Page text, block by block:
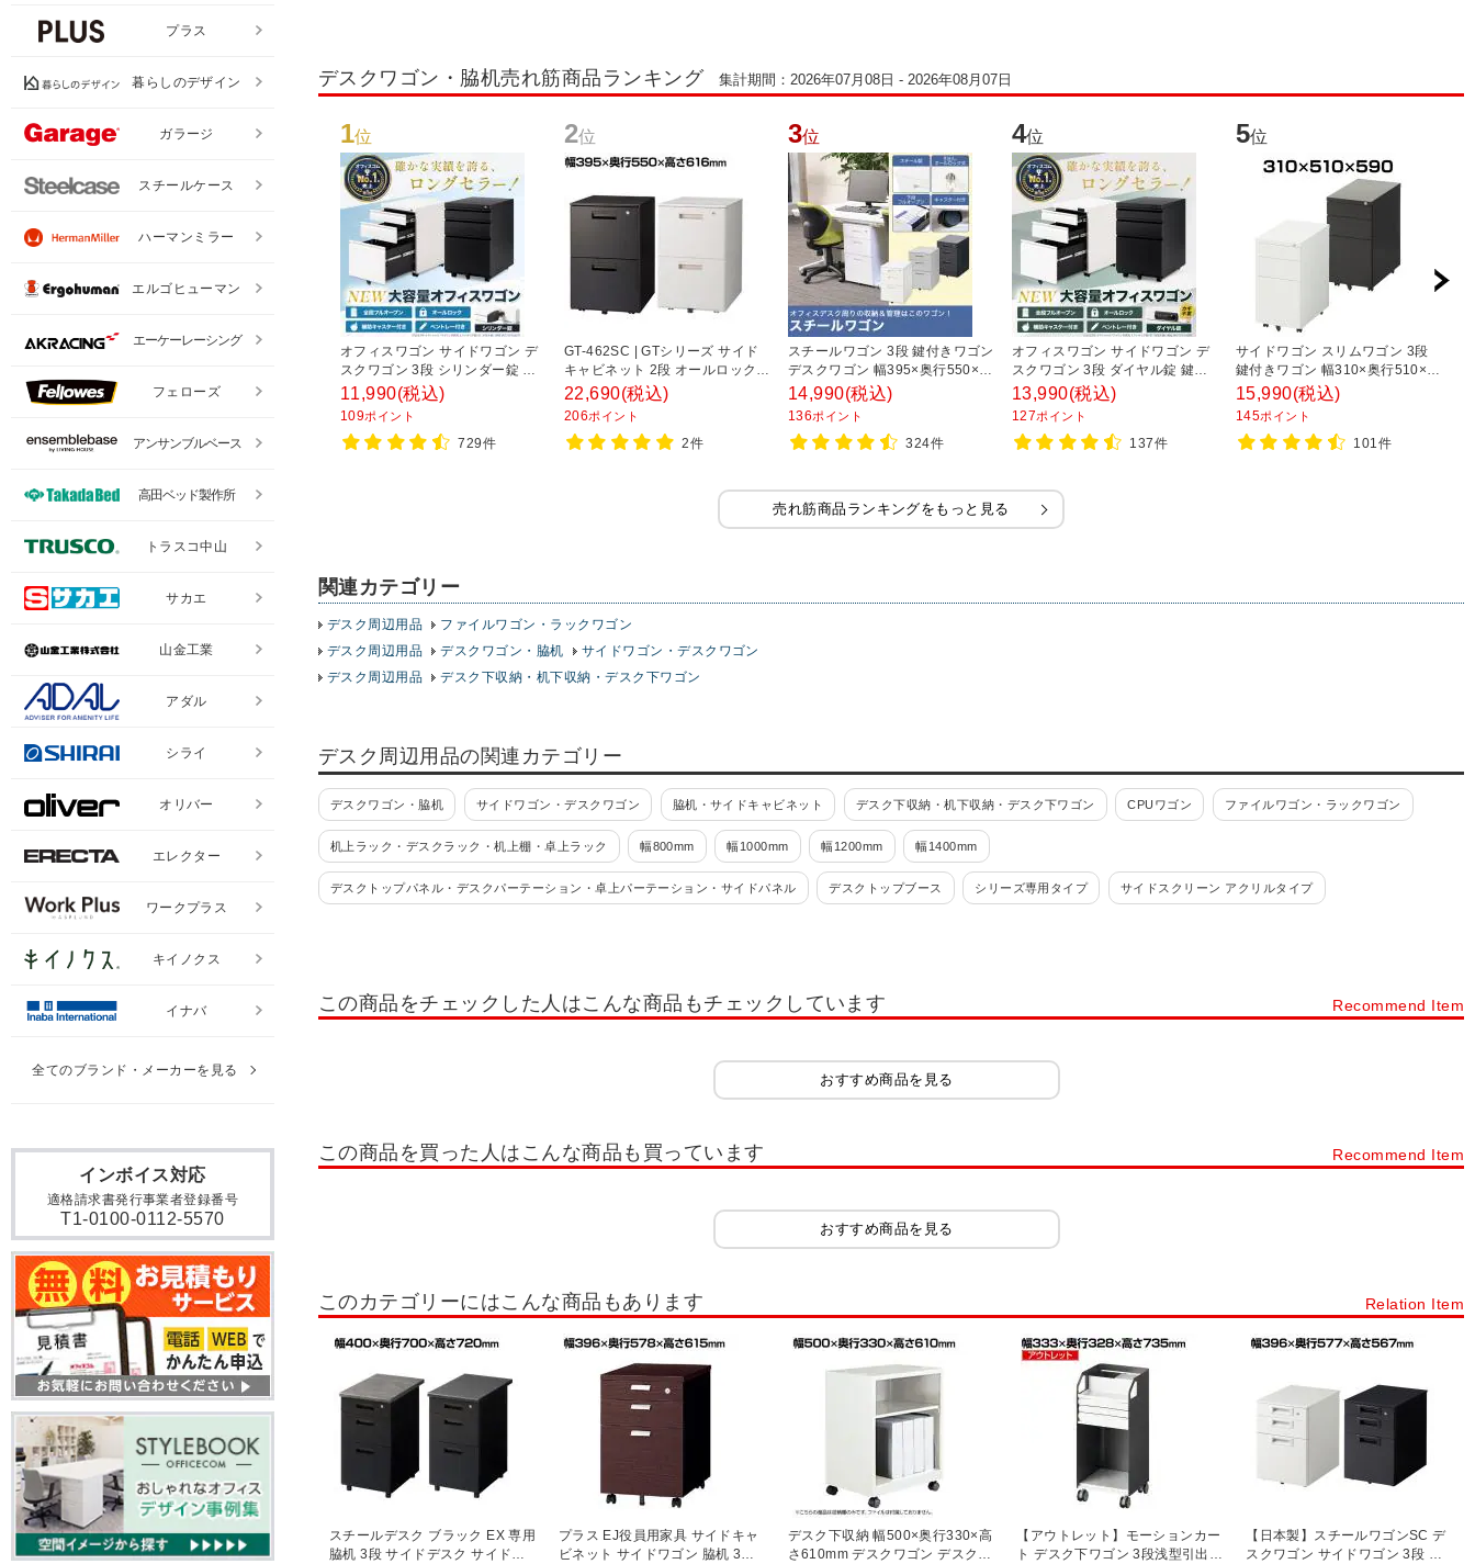
デスクワゴン・脇机売れ筋商品ランキング 集計期間：2026年07月08日 - 2026年08月07日
1位
オフィスワゴン サイドワゴン デ
スクワゴン 3段 シリンダー錠 鍵
付き 幅390×奥行510×高さ
600mm【ホワイト・ブラック】
11,990(税込)
109ポイント
729件
2位
GT-462SC | GTシリーズ サイド
キャビネット 2段 オールロック
鍵付き オフィスワゴン サイドワ
ゴン デスクワゴン 収納 幅395×
奥行550×高さ616mm 【完成品】
22,690(税込)
206ポイント
2件
3位
スチールワゴン 3段 鍵付きワゴン
デスクワゴン 幅395×奥行550×高
さ616mm オフィスワゴン サイド
ワゴン キャスター付き
14,990(税込)
136ポイント
324件
4位
オフィスワゴン サイドワゴン デ
スクワゴン 3段 ダイヤル錠 鍵付
き 幅390×奥行510×高さ
600mm【ホワイト・ブラック】
13,990(税込)
127ポイント
137件
5位
サイドワゴン スリムワゴン 3段
鍵付きワゴン 幅310×奥行510×高
さ590mm シリンダー錠 【ホワイ
ト・ブラック】
15,990(税込)
145ポイント
101件
売れ筋商品ランキングをもっと見る
関連カテゴリー
デスク周辺用品
ファイルワゴン・ラックワゴン
デスク周辺用品
デスクワゴン・脇机
サイドワゴン・デスクワゴン
デスク周辺用品
デスク下収納・机下収納・デスク下ワゴン
デスク周辺用品の関連カテゴリー
デスクワゴン・脇机 サイドワゴン・デスクワゴン 脇机・サイドキャビネット デスク下収納・机下収納・デスク下ワゴン CPUワゴン ファイルワゴン・ラックワゴン
机上ラック・デスクラック・机上棚・卓上ラック 幅800mm 幅1000mm 幅1200mm 幅1400mm
デスクトップパネル・デスクパーテーション・卓上パーテーション・サイドパネル デスクトップブース シリーズ専用タイプ サイドスクリーン アクリルタイプ
卓上 観葉植物・デスクグリーン テレホンスタンド デスクチェスト オカムラ(okamura) ライブス ワゴン
この商品をチェックした人はこんな商品もチェックしています Recommend Item
おすすめ商品を見る
この商品を買った人はこんな商品も買っています Recommend Item
おすすめ商品を見る
このカテゴリーにはこんな商品もあります Relation Item
スチールデスク ブラック EX 専用
脇机 3段 サイドデスク サイドキ
プラス EJ役員用家具 サイドキャ
ビネット サイドワゴン 脇机 3段
デスク下収納 幅500×奥行330×高
さ610mm デスクワゴン デスク下
【アウトレット】モーションカー
ト デスク下ワゴン 3段浅型引出し
【日本製】スチールワゴンSC デ
スクワゴン サイドワゴン 3段 鍵
インボイス対応
適格請求書発行事業者登録番号
T1-0100-0112-5570
プラス
暮らしのデザイン
ガラージ
スチールケース
ハーマンミラー
エルゴヒューマン
エーケーレーシング
フェローズ
アンサンブルベース
高田ベッド製作所
トラスコ中山
サカエ
山金工業
アダル
シライ
オリバー
エレクター
ワークプラス
キイノクス
イナバ
全てのブランド・メーカーを見る